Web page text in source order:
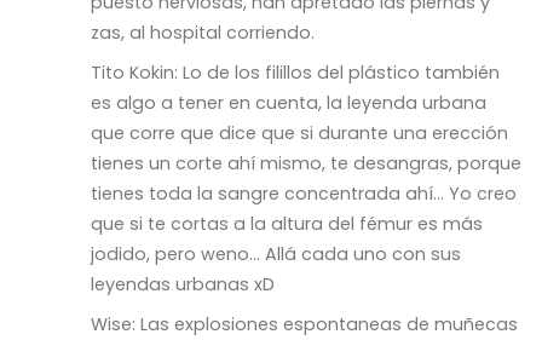
zas, al hospital corriendo.
Tito Kokin: Lo de los filillos del plástico también
es algo a tener en cuenta, la leyenda urbana
que corre que dice que si durante una erección
tienes un corte ahí mismo, te desangras, porque
tienes toda la sangre concentrada ahí… Yo creo
que si te cortas a la altura del fémur es más
jodido, pero weno… Allá cada uno con sus
leyendas urbanas xD
Wise: Las explosiones espontaneas de muñecas